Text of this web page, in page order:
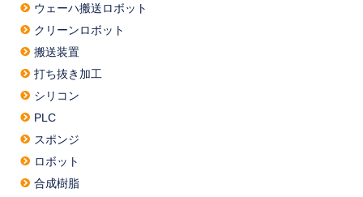
ウェーハ搬送ロボット
クリーンロボット
搬送装置
打ち抜き加工
シリコン
PLC
スポンジ
ロボット
合成樹脂